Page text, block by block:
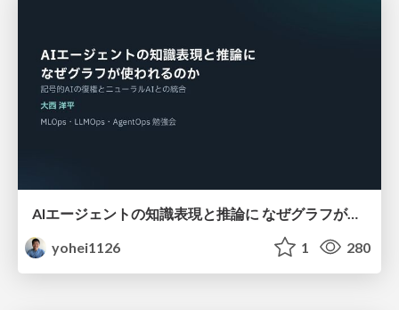
AIエージェントの知識表現と推論に なぜグラフが使われるのか - 記号的AIの復権とニューラルAIとの統合
yohei1126
1 280